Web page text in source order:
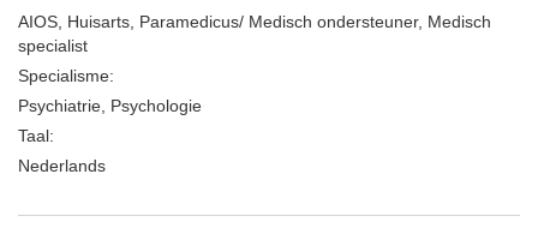
AIOS, Huisarts, Paramedicus/ Medisch ondersteuner, Medisch
specialist
Specialisme:
Psychiatrie, Psychologie
Taal:
Nederlands